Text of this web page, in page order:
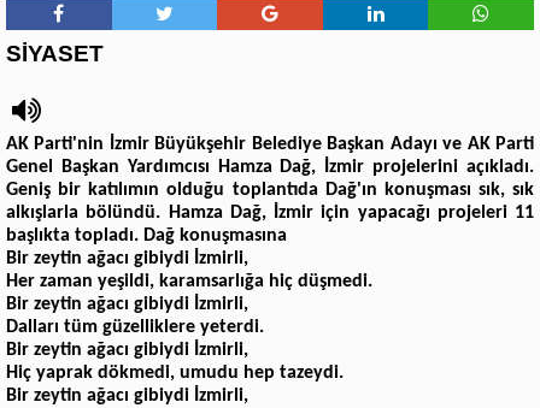
SİYASET
AK Parti'nin İzmir Büyükşehir Belediye Başkan Adayı ve AK Parti
Genel Başkan Yardımcısı Hamza Dağ, İzmir projelerini açıkladı.
Geniş bir katılımın olduğu toplantıda Dağ'ın konuşması sık, sık
alkışlarla bölündü. Hamza Dağ, İzmir için yapacağı projeleri 11
başlıkta topladı. Dağ konuşmasına
Bir zeytin ağacı gibiydi İzmirli,
Her zaman yeşildi, karamsarlığa hiç düşmedi.
Bir zeytin ağacı gibiydi İzmirli,
Dalları tüm güzelliklere yeterdi.
Bir zeytin ağacı gibiydi İzmirli,
Hiç yaprak dökmedi, umudu hep tazeydi.
Bir zeytin ağacı gibiydi İzmirli,